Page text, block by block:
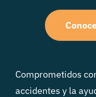
Comprometidos
accidentes y la